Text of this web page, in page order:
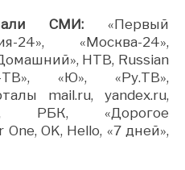
СМИ: «Первый
24», «Москва-24»,
НТВ, Russian
«Ю», «Ру.ТВ»,
mail.ru, yandex.ru,
РБК, «Дорогое
OK, Hello, «7 дней»,